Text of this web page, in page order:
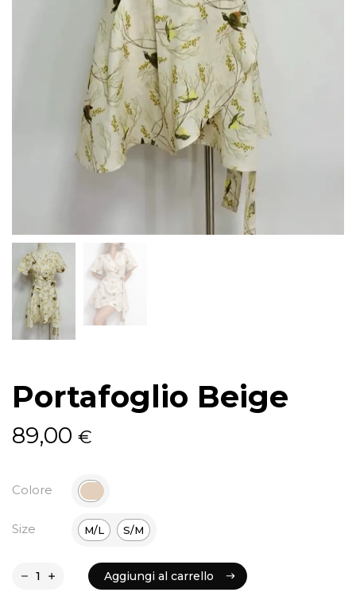
Portafoglio Beige
89,00 €
Colore
Size M/L S/M
Aggiungi al carrello
Aggiungi al carrello